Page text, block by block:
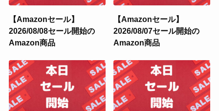
【Amazonセール】
2026/08/08セール開始の
Amazon商品
【Amazonセール】
2026/08/07セール開始の
Amazon商品